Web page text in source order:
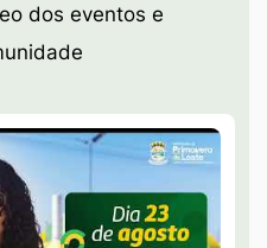
dos eventos e